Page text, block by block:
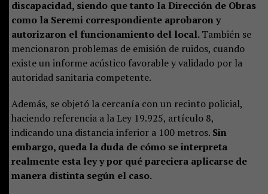
discapacidad, siendo que tanto la Dirección de Obras
como la Seremi correspondiente aprobaron y
autorizaron el funcionamiento del local.También se
mencionaron problemas de emisión de ruidos, cuando
existe un informe acústico favorable y validado por la
autoridad sanitaria competente.
Además, se objetó la cercanía con un recinto policial,
haciendo referencia a la Ley 19.925, artículo 8,
indicando una distancia inferior a 100 metros. Sin
embargo, queda la duda de cómo se interpreta
realmente esta ley y por qué pareciera aplicarse de
manera distinta según el caso.